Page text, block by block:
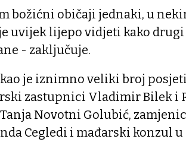
božićni običaji jednaki, u
uvijek lijepo vidjeti kako
- zaključuje.
je iznimno veliki broj
zastupnici Vladimir Bilek i
Novotni Golubić,
Cegledi i mađarski konzul u